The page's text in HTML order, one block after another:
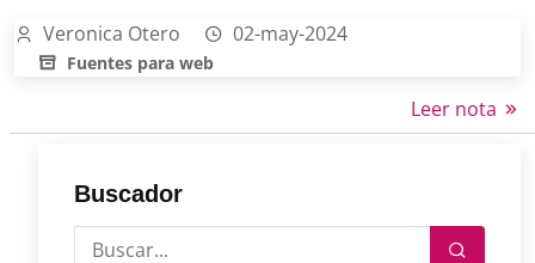
Buscador
Veronica Otero 02-may-2024
Fuentes para web
Leer nota